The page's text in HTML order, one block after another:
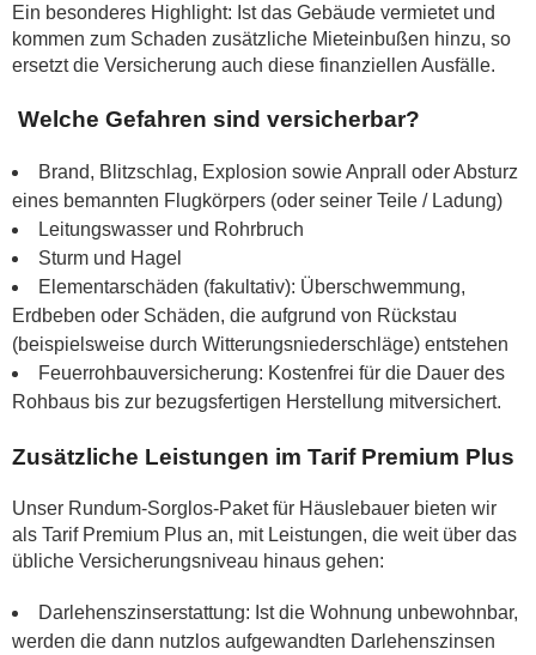
Ein besonderes Highlight: Ist das Gebäude vermietet und
kommen zum Schaden zusätzliche Mieteinbußen hinzu, so
ersetzt die Versicherung auch diese finanziellen Ausfälle.
Welche Gefahren sind versicherbar?
Brand, Blitzschlag, Explosion sowie Anprall oder Absturz
eines bemannten Flugkörpers (oder seiner Teile / Ladung)
Leitungswasser und Rohrbruch
Sturm und Hagel
Elementarschäden (fakultativ): Überschwemmung,
Erdbeben oder Schäden, die aufgrund von Rückstau
(beispielsweise durch Witterungsniederschläge) entstehen
Feuerrohbauversicherung: Kostenfrei für die Dauer des
Rohbaus bis zur bezugsfertigen Herstellung mitversichert.
Zusätzliche Leistungen im Tarif Premium Plus
Unser Rundum-Sorglos-Paket für Häuslebauer bieten wir
als Tarif Premium Plus an, mit Leistungen, die weit über das
übliche Versicherungsniveau hinaus gehen:
Darlehenszinserstattung: Ist die Wohnung unbewohnbar,
werden die dann nutzlos aufgewandten Darlehenszinsen